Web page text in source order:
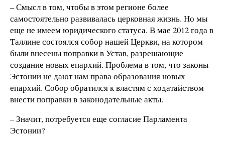
– Смысл в том, чтобы в этом регионе более
самостоятельно развивалась церковная жизнь. Но мы
еще не имеем юридического статуса. В мае 2012 года в
Таллине состоялся собор нашей Церкви, на котором
были внесены поправки в Устав, разрешающие
создание новых епархий. Проблема в том, что законы
Эстонии не дают нам права образования новых
епархий. Собор обратился к властям с ходатайством
внести поправки в законодательные акты.
– Значит, потребуется еще согласие Парламента
Эстонии?